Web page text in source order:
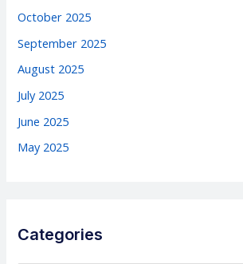
October 2025
September 2025
August 2025
July 2025
June 2025
May 2025
Categories